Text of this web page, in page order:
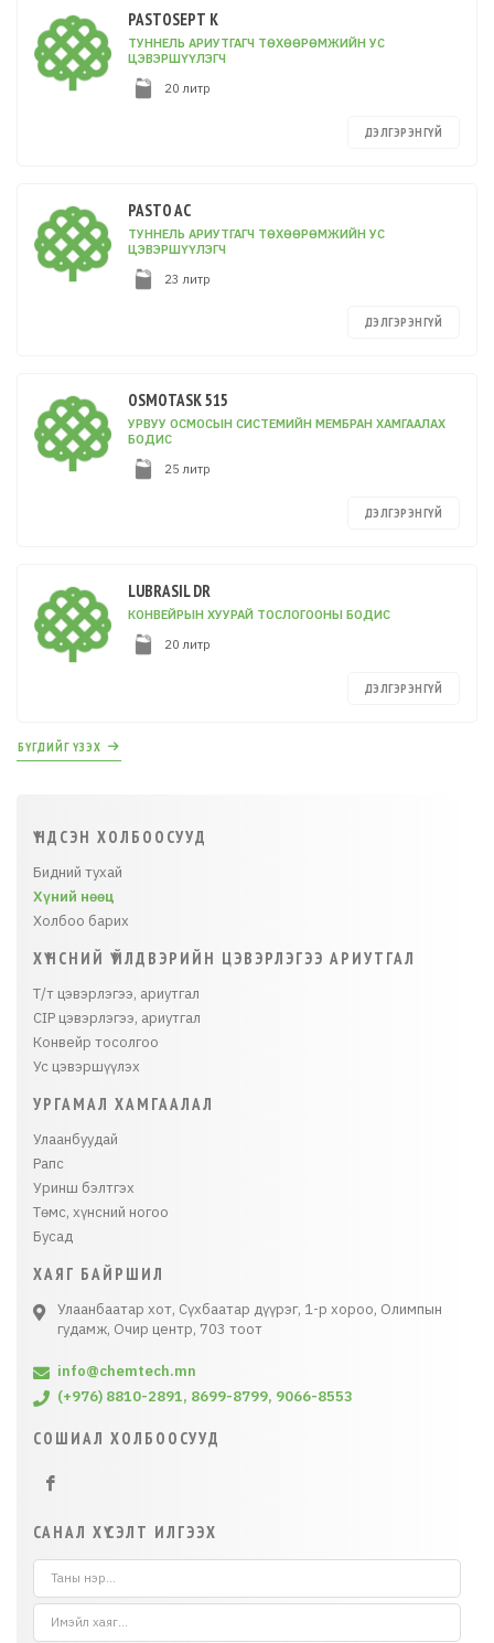
PASTOSEPT K
ТУННЕЛЬ АРИУТГАГЧ ТӨХӨӨРӨМЖИЙН УС
ЦЭВЭРШҮҮЛЭГЧ
20 литр
ДЭЛГЭРЭНГҮЙ
PASTO AC
ТУННЕЛЬ АРИУТГАГЧ ТӨХӨӨРӨМЖИЙН УС
ЦЭВЭРШҮҮЛЭГЧ
23 литр
ДЭЛГЭРЭНГҮЙ
OSMOTASK 515
УРВУУ ОСМОСЫН СИСТЕМИЙН МЕМБРАН ХАМГААЛАХ
БОДИС
25 литр
ДЭЛГЭРЭНГҮЙ
LUBRASIL DR
КОНВЕЙРЫН ХУУРАЙ ТОСЛОГООНЫ БОДИС
20 литр
ДЭЛГЭРЭНГҮЙ
БҮГДИЙГ ҮЗЭХ
ҮНДСЭН ХОЛБООСУУД
Бидний тухай
Хүний нөөц
Холбоо барих
ХҮНСНИЙ ҮЙЛДВЭРИЙН ЦЭВЭРЛЭГЭЭ АРИУТГАЛ
Т/т цэвэрлэгээ, ариутгал
CIP цэвэрлэгээ, ариутгал
Конвейр тосолгоо
Ус цэвэршүүлэх
УРГАМАЛ ХАМГААЛАЛ
Улаанбуудай
Рапс
Уринш бэлтгэх
Төмс, хүнсний ногоо
Бусад
ХАЯГ БАЙРШИЛ
Улаанбаатар хот, Сүхбаатар дүүрэг, 1-р хороо, Олимпын
гудамж, Очир центр, 703 тоот
info@chemtech.mn
(+976) 8810-2891, 8699-8799, 9066-8553
СОШИАЛ ХОЛБООСУУД
САНАЛ ХҮСЭЛТ ИЛГЭЭХ